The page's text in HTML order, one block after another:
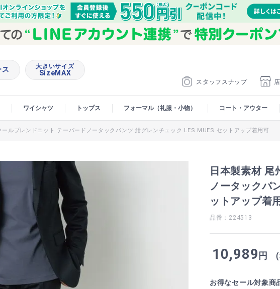
スタッフスナップ
ス 大きいサイズ
SizeMAX
ワイシャツ トップス フォーマル（礼服・小物） コート・アウター
ールブレンドニット テーパードノータックパンツ 紺グレンチェック LES MUES セットアップ着用可
日本製素材
ノータックパ
ットアップ着
品番：224513
10,989円
お得なセール対象商